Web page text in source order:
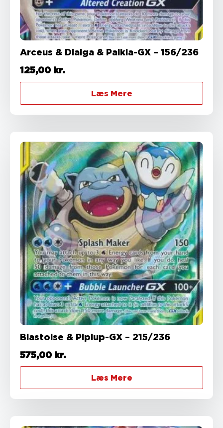
Arceus & Dialga & Palkia-GX – 156/236
125,00 kr.
Læs Mere
Blastoise & Piplup-GX – 215/236
575,00 kr.
Læs Mere